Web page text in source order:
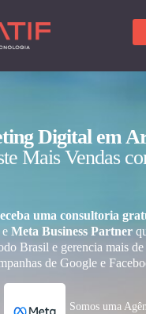
Digital em
Mais Vendas
uma consultoria
e Meta Business Partner
Brasil e gerencia mais
de Google e
Somos uma